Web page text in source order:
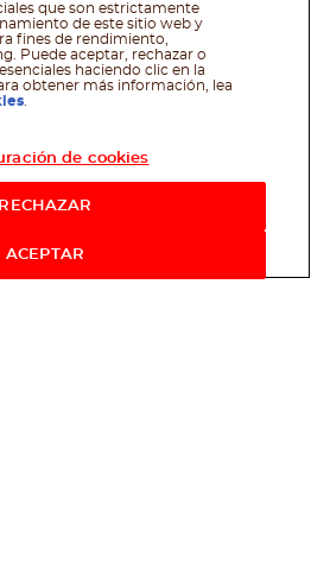
que son estrictamente
de este sitio web y
fines de rendimiento,
Puede aceptar, rechazar o
haciendo clic en la
obtener más información, lea
de cookies
RECHAZAR
ACEPTAR